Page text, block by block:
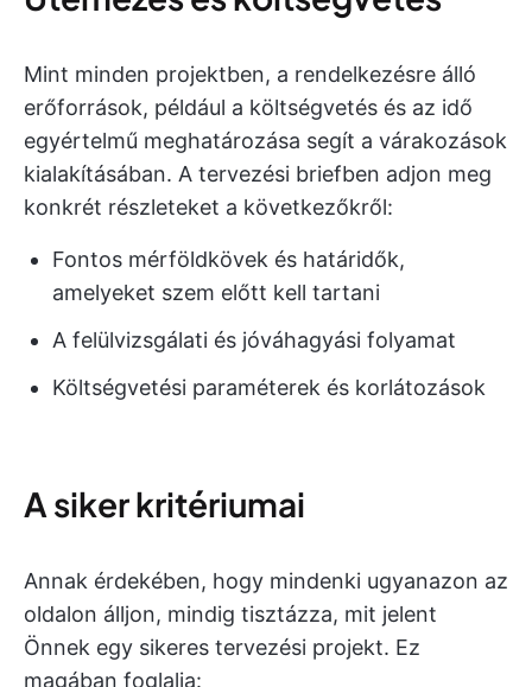
Mint minden projektben, a rendelkezésre álló
erőforrások, például a költségvetés és az idő
egyértelmű meghatározása segít a várakozások
kialakításában. A tervezési briefben adjon meg
konkrét részleteket a következőkről:
Fontos mérföldkövek és határidők,
amelyeket szem előtt kell tartani
A felülvizsgálati és jóváhagyási folyamat
Költségvetési paraméterek és korlátozások
A siker kritériumai
Annak érdekében, hogy mindenki ugyanazon az
oldalon álljon, mindig tisztázza, mit jelent
Önnek egy sikeres tervezési projekt. Ez
magában foglalja: